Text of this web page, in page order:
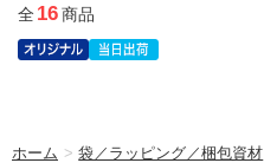
全16商品
ホーム >袋／ラッピング／梱包資材